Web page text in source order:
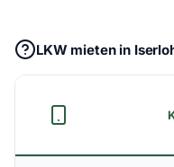
LKW mieten in